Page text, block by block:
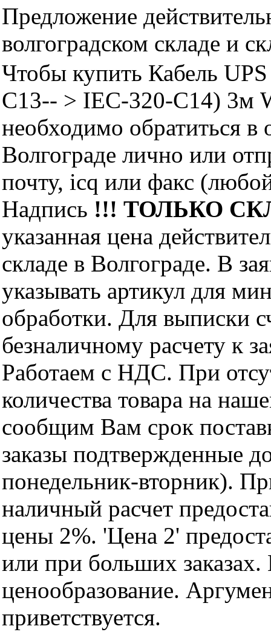
Предложение
волгоградском складе и
Чтобы купить Кабель
C13-- > IEC-320-C14) 3м
необходимо
Волгограде лично или
почту, icq или факс
Надпись !!! ТОЛЬКО
указанная цена
складе в Волгограде. В
указывать артикул для
обработки. Для выписки
безналичному расчету к
Работаем с НДС. При
количества товара на
сообщим Вам срок
заказы подтвержденные
понедельник-вторник).
наличный расчет
цены 2%. 'Цена 2'
или при больших
ценообразование.
приветствуется.